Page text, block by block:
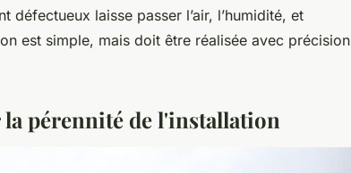
laisse passer l’air, l’humidité, et
est simple, mais doit être réalisée avec précision
pérennité de l'installation